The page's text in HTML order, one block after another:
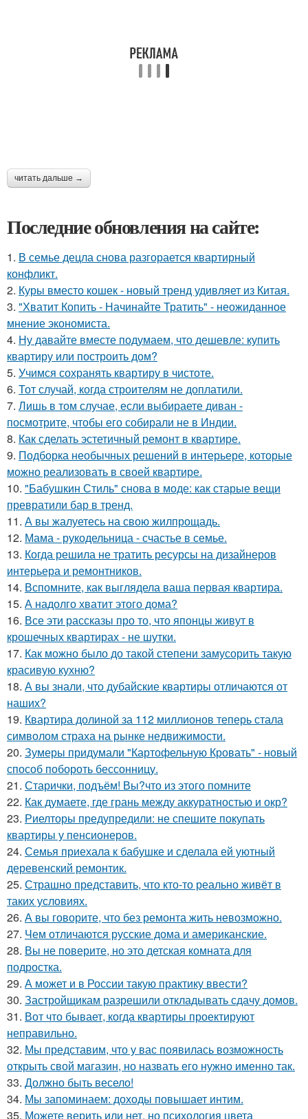
читать дальше →
Последние обновления на сайте:
1. В семье децла снова разгорается квартирный
конфликт.
2. Куры вместо кошек - новый тренд удивляет из Китая.
3. "Хватит Копить - Начинайте Тратить" - неожиданное
мнение экономиста.
4. Ну давайте вместе подумаем, что дешевле: купить
квартиру или построить дом?
5. Учимся сохранять квартиру в чистоте.
6. Тот случай, когда строителям не доплатили.
7. Лишь в том случае, если выбираете диван -
посмотрите, чтобы его собирали не в Индии.
8. Как сделать эстетичный ремонт в квартире.
9. Подборка необычных решений в интерьере, которые
можно реализовать в своей квартире.
10. "Бабушкин Стиль" снова в моде: как старые вещи
превратили бар в тренд.
11. А вы жалуетесь на свою жилпрощадь.
12. Мама - рукодельница - счастье в семье.
13. Когда решила не тратить ресурсы на дизайнеров
интерьера и ремонтников.
14. Вспомните, как выглядела ваша первая квартира.
15. А надолго хватит этого дома?
16. Все эти рассказы про то, что японцы живут в
крошечных квартирах - не шутки.
17. Как можно было до такой степени замусорить такую
красивую кухню?
18. А вы знали, что дубайские квартиры отличаются от
наших?
19. Квартира долиной за 112 миллионов теперь стала
символом страха на рынке недвижимости.
20. Зумеры придумали "Картофельную Кровать" - новый
способ побороть бессонницу.
21. Старички, подъём! Вы?что из этого помните
22. Как думаете, где грань между аккуратностью и окр?
23. Риелторы предупредили: не спешите покупать
квартиры у пенсионеров.
24. Семья приехала к бабушке и сделала ей уютный
деревенский ремонтик.
25. Страшно представить, что кто-то реально живёт в
таких условиях.
26. А вы говорите, что без ремонта жить невозможно.
27. Чем отличаются русские дома и американские.
28. Вы не поверите, но это детская комната для
подростка.
29. А может и в России такую практику ввести?
30. Застройщикам разрешили откладывать сдачу домов.
31. Вот что бывает, когда квартиры проектируют
неправильно.
32. Мы представим, что у вас появилась возможность
открыть свой магазин, но назвать его нужно именно так.
33. Должно быть весело!
34. Мы запоминаем: доходы повышает интим.
35. Можете верить или нет, но психология цвета